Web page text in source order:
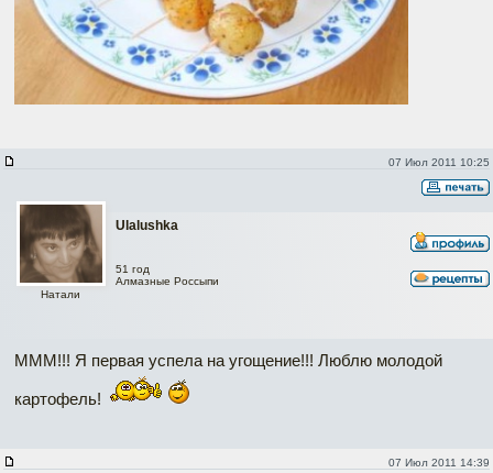
07 Июл 2011 10:25
Ulalushka
Натали
51 год
Алмазные Россыпи
МММ!!! Я первая успела на угощение!!! Люблю молодой
картофель!
07 Июл 2011 14:39